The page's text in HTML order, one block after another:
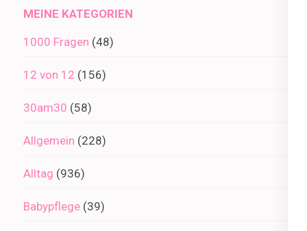
MEINE KATEGORIEN
1000 Fragen (48)
12 von 12 (156)
30am30 (58)
Allgemein (228)
Alltag (936)
Babypflege (39)